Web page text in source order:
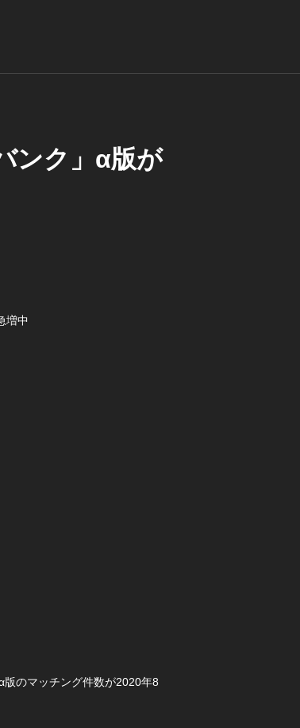
ンク」α版が
増中
のマッチング件数が2020年8